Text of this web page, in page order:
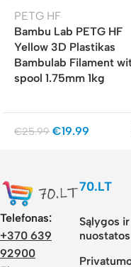
PETG HF
Bambu Lab PETG HF
Yellow 3D Plastikas
Bambulab Filament
spool 1.75mm 1kg
€25.99 €19.99
Telefonas:
+370 639
92900
70.LT
Sąlygos ir
nuostatos